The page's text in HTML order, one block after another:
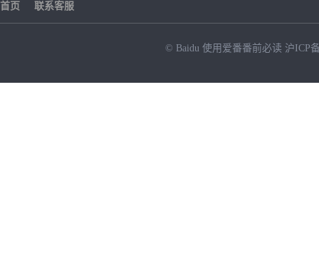
首页 联系客服
© Baidu 使用爱番番前必读 沪ICP